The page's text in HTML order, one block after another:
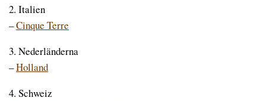
2. Italien
–Cinque Terre
3. Nederländerna
–Holland
4. Schweiz